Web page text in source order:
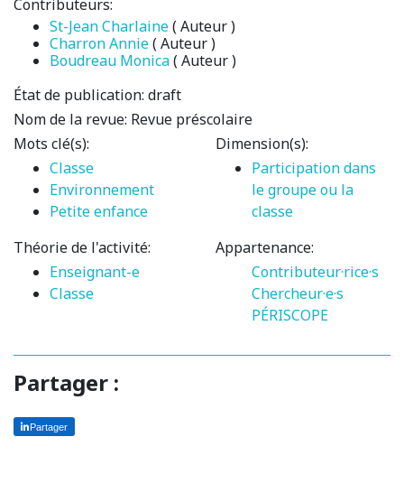
Contributeurs:
St-Jean Charlaine( Auteur )
Charron Annie( Auteur )
Boudreau Monica( Auteur )
État de publication: draft
Nom de la revue: Revue préscolaire
Mots clé(s):
Classe
Environnement
Petite enfance
Dimension(s):
Participation dans
le groupe ou la
classe
Théorie de l'activité:
Enseignant-e
Classe
Appartenance:
Contributeur·rice·s
Chercheur·e·s
PÉRISCOPE
Partager :
Partager